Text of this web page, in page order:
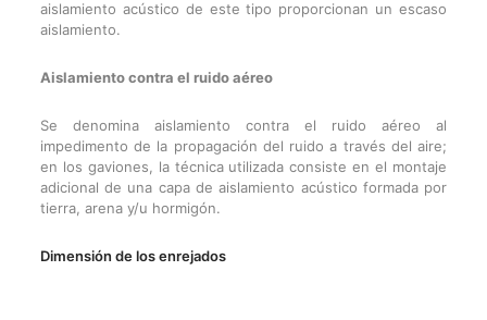
aislamiento acústico de este tipo proporcionan un escaso
aislamiento.
Aislamiento contra el ruido aéreo
Se denomina aislamiento contra el ruido aéreo al
impedimento de la propagación del ruido a través del aire;
en los gaviones, la técnica utilizada consiste en el montaje
adicional de una capa de aislamiento acústico formada por
tierra, arena y/u hormigón.
Dimensión de los enrejados